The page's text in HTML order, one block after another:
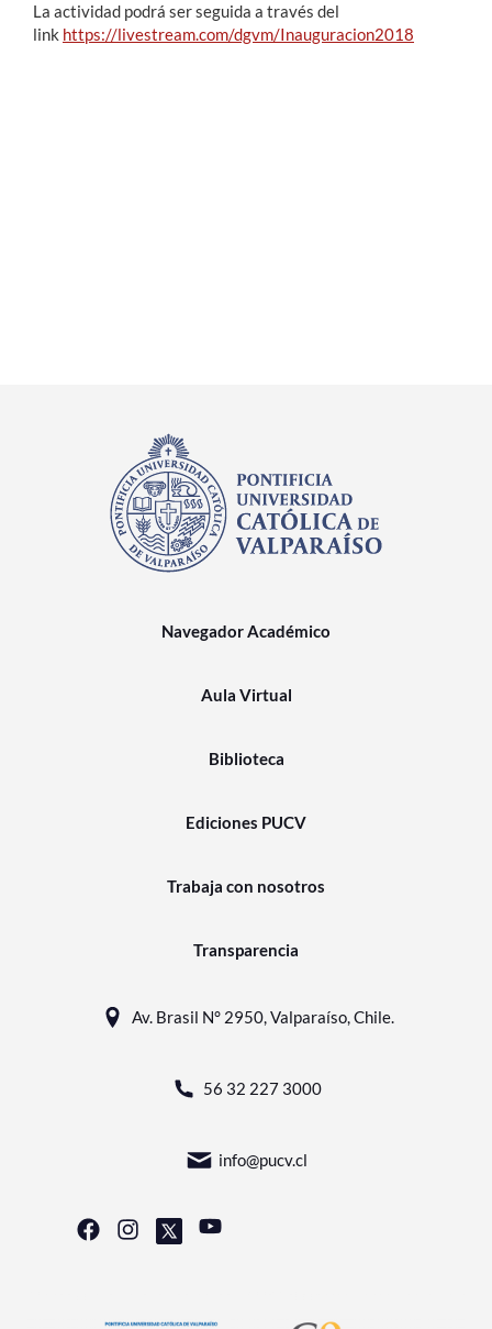
La actividad podrá ser seguida a través del
link https://livestream.com/dgvm/Inauguracion2018
Navegador Académico
Aula Virtual
Biblioteca
Ediciones PUCV
Trabaja con nosotros
Transparencia
Av. Brasil N° 2950, Valparaíso, Chile.
56 32 227 3000
info@pucv.cl